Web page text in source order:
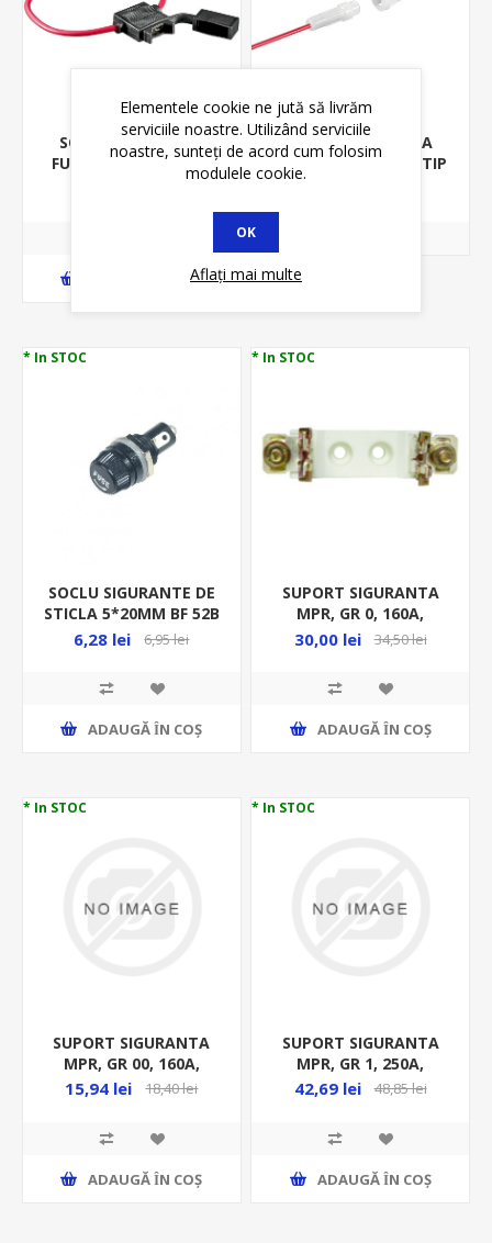
SOCLU SIGURANTA
FUZIBILA AUTO, MAX
ADAUGĂ ȊN COŞ
SOCLU SIGURANTA
FUZIBILA, 5*20MM, TIP
* In STOC
SOCLU SIGURANTE DE
STICLA 5*20MM BF 52B
6,28 lei 6,95 lei
ADAUGĂ ȊN COŞ
* In STOC
SUPORT SIGURANTA
MPR, GR 0, 160A,
MF0006-19338
30,00 lei 34,50 lei
ADAUGĂ ȊN COŞ
* In STOC
SUPORT SIGURANTA
MPR, GR 00, 160A,
MF0006-19337
15,94 lei 18,40 lei
ADAUGĂ ȊN COŞ
* In STOC
SUPORT SIGURANTA
MPR, GR 1, 250A,
MF0006-19339
42,69 lei 48,85 lei
ADAUGĂ ȊN COŞ
Elementele cookie ne jută să livrăm
serviciile noastre. Utilizând serviciile
noastre, sunteți de acord cum folosim
modulele cookie.
OK
Aflați mai multe